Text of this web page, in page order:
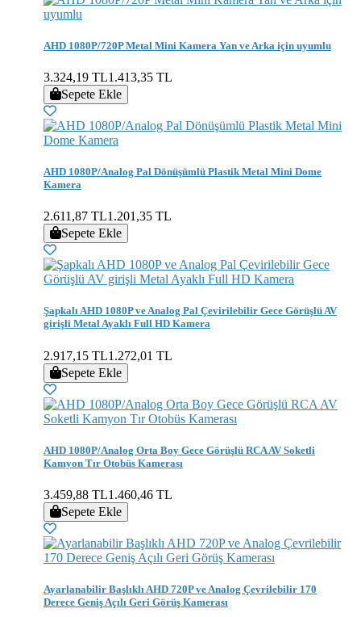
AHD 1080P/720P Metal Mini Kamera Yan ve Arka için uyumlu
3.324,19 TL1.413,35 TL
Sepete Ekle
AHD 1080P/Analog Pal Dönüşümlü Plastik Metal Mini Dome
Kamera
2.611,87 TL1.201,35 TL
Sepete Ekle
Şapkalı AHD 1080P ve Analog Pal Çevirilebilir Gece Görüşlü AV
girişli Metal Ayaklı Full HD Kamera
2.917,15 TL1.272,01 TL
Sepete Ekle
AHD 1080P/Analog Orta Boy Gece Görüşlü RCA AV Soketli
Kamyon Tır Otobüs Kamerası
3.459,88 TL1.460,46 TL
Sepete Ekle
Ayarlanabilir Başlıklı AHD 720P ve Analog Çevrilebilir 170
Derece Geniş Açılı Geri Görüş Kamerası